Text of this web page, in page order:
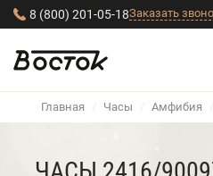
8 (800) 201-05-18Заказать
Главная / Часы / Амфибия /